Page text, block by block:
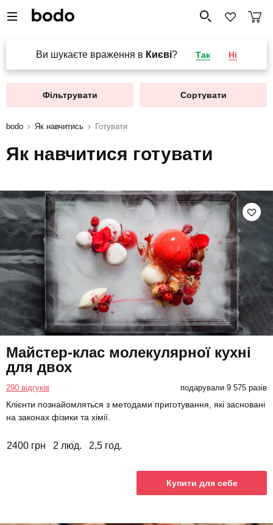
Ви шукаєте враження в Києві? Так Ні
Фільтрувати Сортувати
bodo Як навчитись Готувати
Як навчитися готувати
Майстер-клас молекулярної кухні
для двох
290 відгуків подарували 9 575 разів
Клієнти познайомляться з методами приготування, які засновані
на законах фізики та хімії.
2400 грн 2 люд. 2,5 год.
Купити для себе